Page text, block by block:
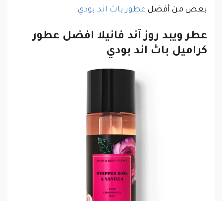
بعض من أفضل عطور باث اند بودي:
عطر ويبد روز آند فانيلا افضل عطور
كراميل باث اند بودي